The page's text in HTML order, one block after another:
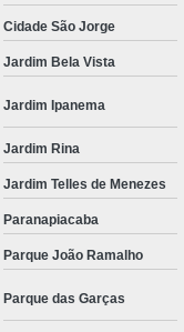
Cidade São Jorge
Jardim Bela Vista
Jardim Ipanema
Jardim Rina
Jardim Telles de Menezes
Paranapiacaba
Parque João Ramalho
Parque das Garças